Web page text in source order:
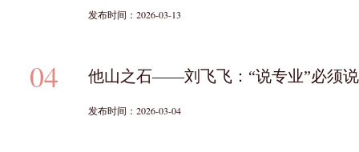
发布时间：2026-03-13
04 他山之石——刘飞飞：“说专业”必须
发布时间：2026-03-04